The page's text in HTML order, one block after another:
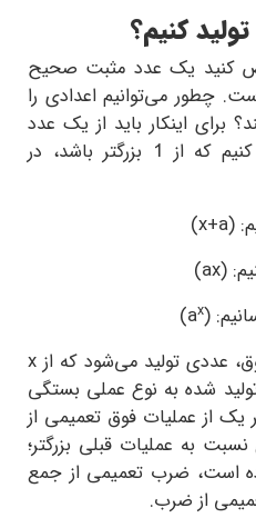
کنیم؟
کنید یک عدد مثبت صحیح
1 بزرگتر است. چطور می‌توانیم اعدادی را
برای اینکار باید از یک عدد
استفاده کنیم که از 1 بزرگتر باشد، در
(
x+a
)
(
ax
)
(
ax
)
عددی تولید می‌شود که از x
شده به نوع عملی بستگی
یک از عملیات فوق تعمیمی از
به عملیات قبلی بزرگتر؛
است، ضرب تعمیمی از جمع
از ضرب.